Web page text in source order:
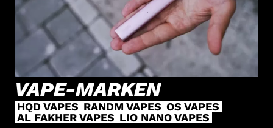
VAPE-MARKEN
HQD VAPES RANDM VAPES OS VAPES
AL FAKHER VAPES LIO NANO VAPES